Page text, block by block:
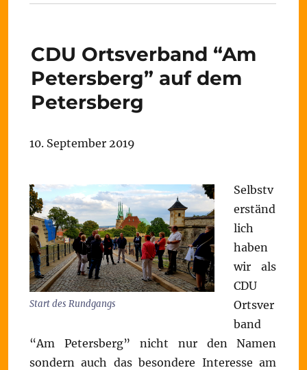
CDU Ortsverband “Am
Petersberg” auf dem
Petersberg
10. September 2019
Start des Rundgangs
Selbstv
erständ
lich
haben
wir als
CDU
Ortsver
band
“Am Petersberg” nicht nur den Namen
sondern auch das besondere Interesse am